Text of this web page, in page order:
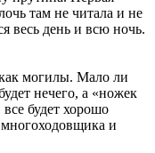
там не читала и не
весь день и всю ночь.
могилы. Мало ли
нечего, а «ножек
будет хорошо
многоходовщика и